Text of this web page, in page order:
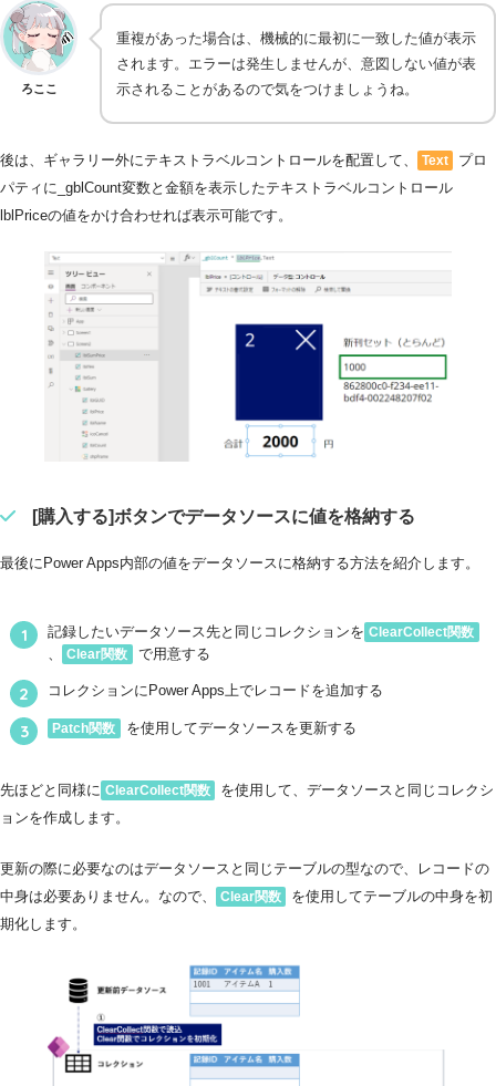
ろここ
重複があった場合は、機械的に最初に一致した値が表示
されます。エラーは発生しませんが、意図しない値が表
示されることがあるので気をつけましょうね。
後は、ギャラリー外にテキストラベルコントロールを配置して、 Text
プロ
パティに_gblCount変数と金額を表示したテキストラベルコントロール
lblPriceの値をかけ合わせれば表示可能です。
[購入する]ボタンでデータソースに値を格納する
最後にPower Apps内部の値をデータソースに格納する方法を紹介します。
記録したいデータソース先と同じコレクションを ClearCollect関数
Clear関数 で用意する
コレクションにPower Apps上でレコードを追加する
Patch関数 を使用してデータソースを更新する
先ほどと同様に ClearCollect関数
を使用して、データソースと同じコレクシ
ョンを作成します。
更新の際に必要なのはデータソースと同じテーブルの型なので、レコードの
中身は必要ありません。なので、
Clear関数
を使用してテーブルの中身を初
期化します。